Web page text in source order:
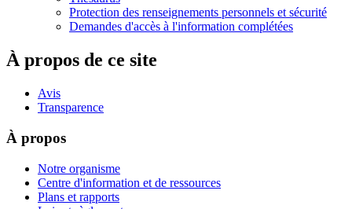
Protection des renseignements personnels et sécurité
Demandes d'accès à l'information complétées
À propos de ce site
Avis
Transparence
À propos
Notre organisme
Centre d'information et de ressources
Plans et rapports